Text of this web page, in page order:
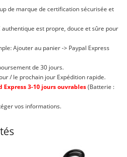
de marque de certification sécurisée et
est propre, douce et sûre pour
Ajouter au panier -> Paypal Express
de 30 jours.
/ le prochain jour Expédition rapide.
Express 3-10 jours ouvrables(Batterie :
vos informations.